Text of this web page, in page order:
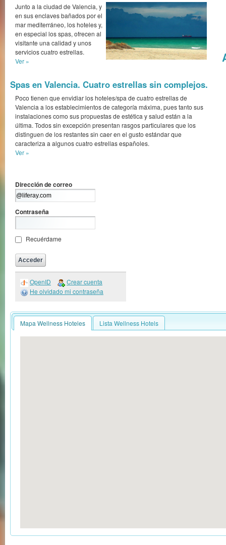
Junto a la ciudad de Valencia, y
en sus enclaves bañados por el
mar mediterráneo, los hoteles y,
en especial los spas, ofrecen al
visitante una calidad y unos
servicios cuatro estrellas.
Ver »
Spas en Valencia. Cuatro estrellas sin complejos.
Poco tienen que envidiar los hoteles/spa de cuatro estrellas de
Valencia a los establecimientos de categoría máxima, pues tanto sus
instalaciones como sus propuestas de estética y salud están a la
última. Todos sin excepción presentan rasgos particulares que los
distinguen de los restantes sin caer en el gusto estándar que
caracteriza a algunos cuatro estrellas españoles.
Ver »
Dirección de correo
Contraseña
Recuérdame
OpenID
Crear cuenta
He olvidado mi contraseña
Mapa Wellness Hoteles Lista Wellness Hotels